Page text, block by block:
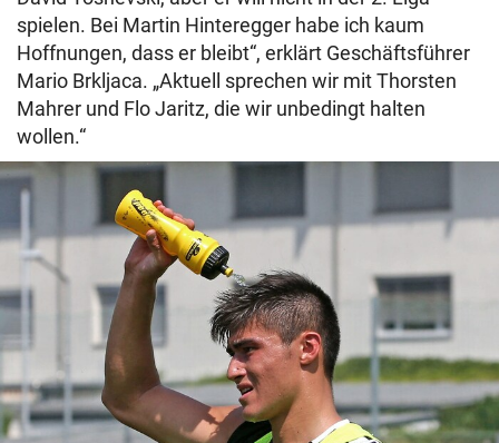
spielen. Bei Martin Hinteregger habe ich kaum
Hoffnungen, dass er bleibt“, erklärt Geschäftsführer
Mario Brkljaca. „Aktuell sprechen wir mit Thorsten
Mahrer und Flo Jaritz, die wir unbedingt halten
wollen.“